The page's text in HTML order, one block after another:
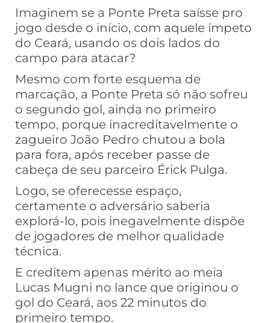
Imaginem se a Ponte Preta saísse pro
jogo desde o início, com aquele ímpeto
do Ceará, usando os dois lados do
campo para atacar?
Mesmo com forte esquema de
marcação, a Ponte Preta só não sofreu
o segundo gol, ainda no primeiro
tempo, porque inacreditavelmente o
zagueiro João Pedro chutou a bola
para fora, após receber passe de
cabeça de seu parceiro Érick Pulga.
Logo, se oferecesse espaço,
certamente o adversário saberia
explorá-lo, pois inegavelmente dispõe
de jogadores de melhor qualidade
técnica.
E creditem apenas mérito ao meia
Lucas Mugni no lance que originou o
gol do Ceará, aos 22 minutos do
primeiro tempo.